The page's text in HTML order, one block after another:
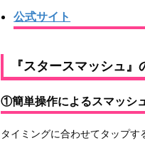
公式サイト
『スタースマッシュ』
①簡単操作によるスマッシ
タイミングに合わせてタップ